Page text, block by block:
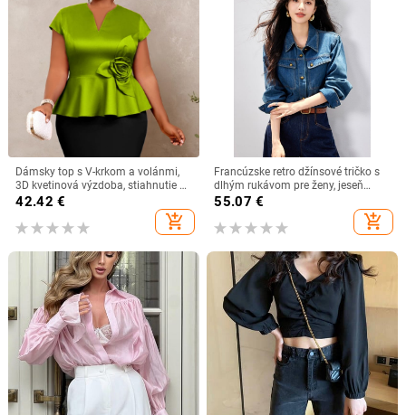
Dámsky top s V-krkom a volánmi,
3D kvetinová výzdoba, stiahnutie v
páse, zmes polyesteru a spandexu
42.42 €
add_shopping_cart
Francúzske retro džínsové tričko s
dlhým rukávom pre ženy, jeseň
2025, nové ležérne elegantné
všestranné topové kórejské vrstvené
tričko
55.07 €
add_shopping_cart